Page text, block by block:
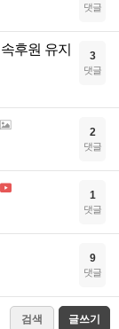
댓글
후원 유지
3
댓글
2
댓글
1
댓글
9
댓글
검색 글쓰기